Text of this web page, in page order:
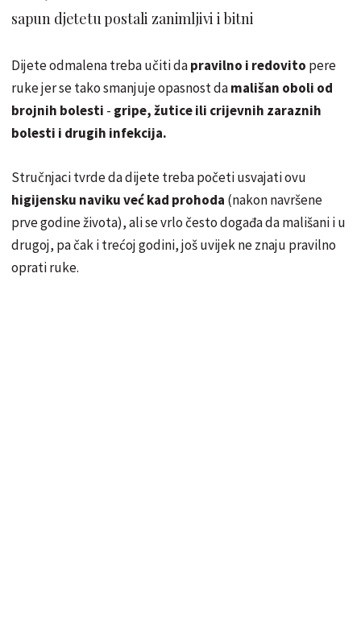
sapun djetetu postali zanimljivi i bitni
Dijete odmalena treba učiti dapravilno i redovito pere
ruke jer se tako smanjuje opasnost damališan oboli od
brojnih bolesti - gripe, žutice ili crijevnih zaraznih
bolesti i drugih infekcija.
Stručnjaci tvrde da dijete treba početi usvajati ovu
higijensku naviku već kad prohoda (nakon navršene
prve godine života), ali se vrlo često događa da mališani i u
drugoj, pa čak i trećoj godini, još uvijek ne znaju pravilno
oprati ruke.